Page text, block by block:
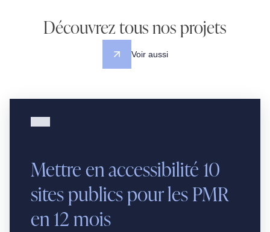
Découvrez tous nos projets
Voir aussi
Voir aussi
Mettre en accessibilité 10
sites publics pour les PMR
en 12 mois